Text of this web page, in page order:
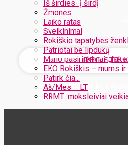
Iš širdies- į širdį
Žmonės
Laiko ratas
Sveikinimai
Rokiškio tapatybės
Patriotai be lipdukų
Mano pasirinkimai: „fake
EKO Rokiškis – mums ir
Patirk čia…
Aš/Mes – LT
RRMT: moksleiviai
Jūsų slaptažodis bus